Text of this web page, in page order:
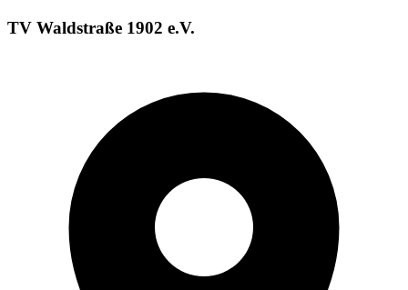
TV Waldstraße 1902 e.V.